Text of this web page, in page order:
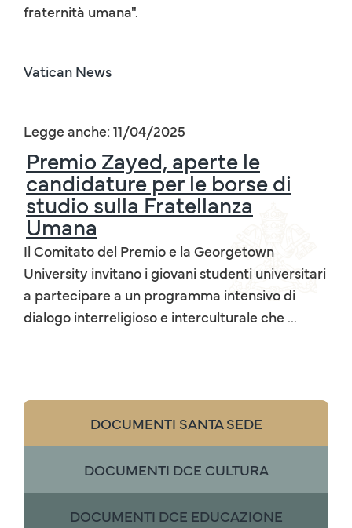
fraternità umana".
Vatican News
Legge anche: 11/04/2025
Premio Zayed, aperte le
candidature per le borse di
studio sulla Fratellanza
Umana
Il Comitato del Premio e la Georgetown
University invitano i giovani studenti universitari
a partecipare a un programma intensivo di
dialogo interreligioso e interculturale che ...
DOCUMENTI SANTA SEDE
DOCUMENTI DCE CULTURA
DOCUMENTI DCE EDUCAZIONE